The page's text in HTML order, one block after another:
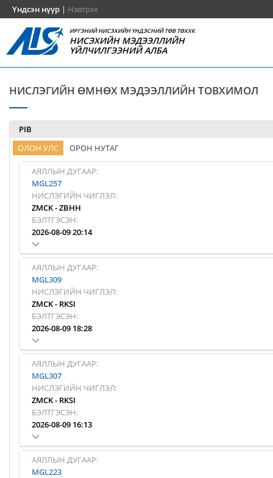
Үндсэн нүүр | Нэвтрэх
ИРГЭНИЙ НИСЭХИЙН ҮНДЭСНИЙ ТӨВ ТӨХХК
НИСЭХИЙН МЭДЭЭЛЛИЙН
ҮЙЛЧИЛГЭЭНИЙ АЛБА
НИСЛЭГИЙН ӨМНӨХ МЭДЭЭЛЛИЙН ТОВХИМОЛ
PIB
ОЛОН УЛС
ОРОН НУТАГ
АЯЛЛЫН ДУГААР:
MGL257
НИСЛЭГИЙН ЧИГЛЭЛ:
ZMCK-ZBHH
БЭЛТГЭСЭН:
2026-08-09 20:14
АЯЛЛЫН ДУГААР:
MGL309
НИСЛЭГИЙН ЧИГЛЭЛ:
ZMCK- RKSI
БЭЛТГЭСЭН:
2026-08-09 18:28
АЯЛЛЫН ДУГААР:
MGL307
НИСЛЭГИЙН ЧИГЛЭЛ:
ZMCK- RKSI
БЭЛТГЭСЭН:
2026-08-09 16:13
АЯЛЛЫН ДУГААР:
MGL223